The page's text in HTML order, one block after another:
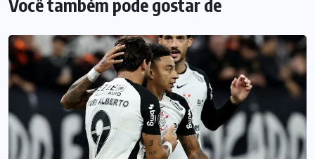
Você também pode gostar de